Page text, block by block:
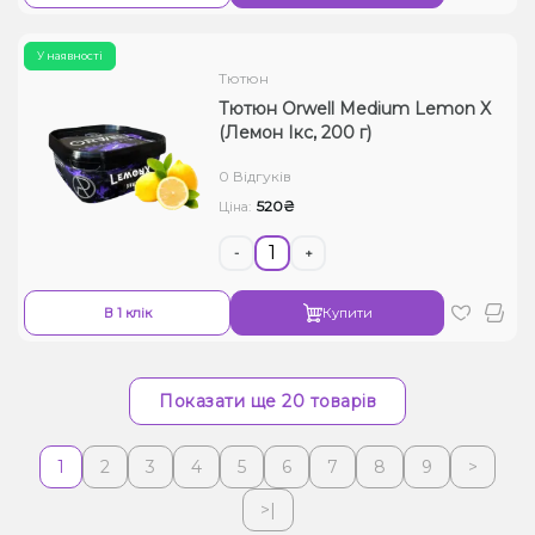
У наявності
Тютюн
Тютюн Orwell Medium Lemon X
(Лемон Ікс, 200 г)
0 Відгуків
Ціна: 520₴
- +
В 1 клік Купити
Показати ще 20 товарів
1 2 3 4 5 6 7 8 9
>
>|